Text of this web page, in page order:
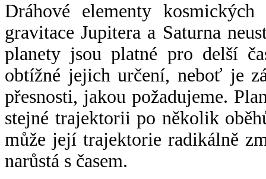
Dráhové elementy
gravitace Jupitera a Saturna
planety jsou platné pro delší
obtížné jejich určení, neboť je
přesnosti, jakou požadujeme.
stejné trajektorii po několik
může její trajektorie radikálně
narůstá s časem.